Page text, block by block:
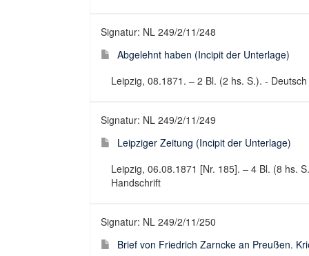
Signatur: NL 249/2/11/248
Abgelehnt haben (Incipit der Unterlage)
Leipzig, 08.1871. – 2 Bl. (2 hs. S.). -
Signatur: NL 249/2/11/249
Leipziger Zeitung (Incipit der Unterlage)
Leipzig, 06.08.1871 [Nr. 185]. – 4 Bl. (8 hs.
Handschrift
Signatur: NL 249/2/11/250
Brief von Friedrich Zarncke an Preußen.